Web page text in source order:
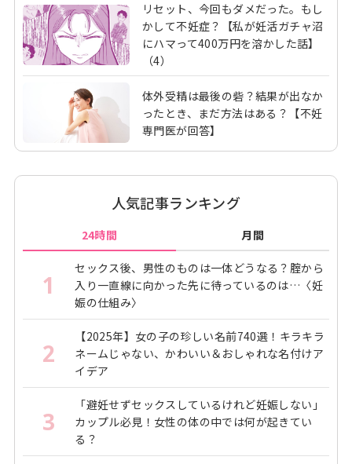
リセット、今回もダメだった。もし
かして不妊症？【私が妊活ガチャ沼
にハマって400万円を溶かした話】
（4）
体外受精は最後の砦？結果が出なか
ったとき、まだ方法はある？【不妊
専門医が回答】
人気記事ランキング
24時間 月間
1
セックス後、男性のものは一体どうなる？腟から
入り一直線に向かった先に待っているのは…〈妊
娠の仕組み〉
2
【2025年】女の子の珍しい名前740選！キラキラ
ネームじゃない、かわいい＆おしゃれな名付けア
イデア
3
「避妊せずセックスしているけれど妊娠しない」
カップル必見！女性の体の中では何が起きてい
る？